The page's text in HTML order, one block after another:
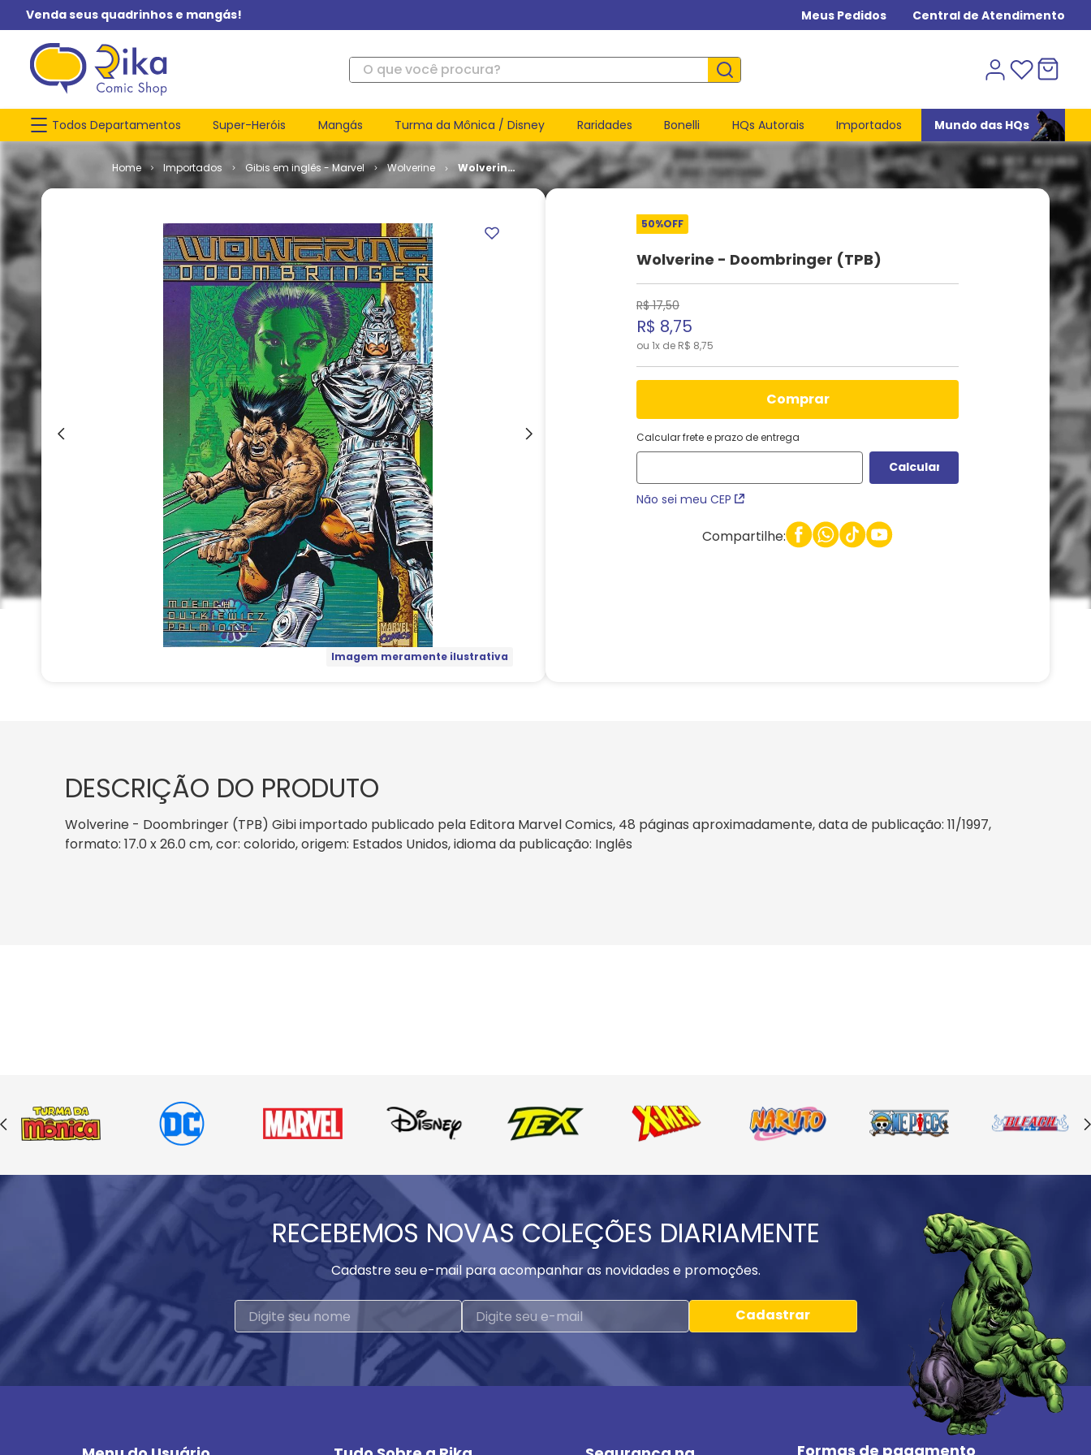
Venda seus quadrinhos e mangás! Meus Pedidos Central de Atendimento
O que você procura?
Todos Departamentos Super-Heróis Mangás Turma da Mônica / Disney Raridades Bonelli HQs Autorais Importados Mundo das HQs
Importados Gibis em inglês - Marvel Wolverine
Wolverine
-
Imagem meramente ilustrativa
50%OFF
Wolverine - Doombringer (TPB)
R$ 17,50
R$ 8,75
ou 1x de R$ 8,75
comprar
Calcular frete e prazo de entrega
Não sei meu CEP
Compartilhe:
DESCRIÇÃO DO PRODUTO
Wolverine - Doombringer (TPB) Gibi importado publicado pela Editora Marvel Comics, 48 páginas aproximadamente, data de publicação: 11/1997,
formato: 17.0 x 26.0 cm, cor: colorido, origem: Estados Unidos, idioma da publicação: Inglês
RECEBEMOS NOVAS COLEÇÕES DIARIAMENTE
Cadastre seu e-mail para acompanhar as novidades e promoções.
Cadastrar
Formas de pagamento